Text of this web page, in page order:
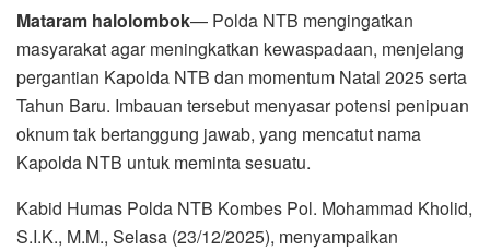
Mataram halolombok— Polda NTB mengingatkan
masyarakat agar meningkatkan kewaspadaan, menjelang
pergantian Kapolda NTB dan momentum Natal 2025 serta
Tahun Baru. Imbauan tersebut menyasar potensi penipuan
oknum tak bertanggung jawab, yang mencatut nama
Kapolda NTB untuk meminta sesuatu.
Kabid Humas Polda NTB Kombes Pol. Mohammad Kholid,
S.I.K., M.M., Selasa (23/12/2025), menyampaikan